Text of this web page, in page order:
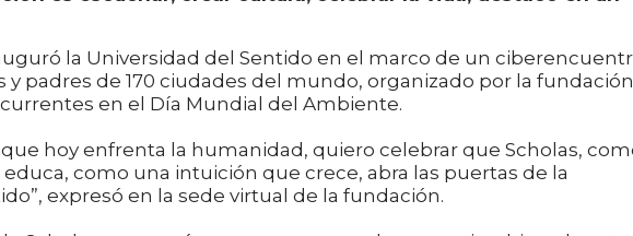
la Universidad del Sentido en el marco de un
y padres de 170 ciudades del mundo, organizado por la fundación
en el Día Mundial del Ambiente.
que hoy enfrenta la humanidad, quiero celebrar que Scholas,
como una intuición que crece, abra las puertas de la
expresó en la sede virtual de la fundación.